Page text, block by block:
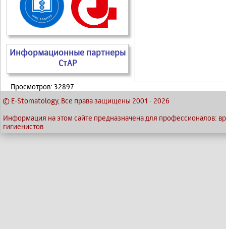
Информационные партнеры
СтАР
Просмотров: 32897
© E-Stomatology, Все права защищены 2001 - 2026
Информация на этом сайте предназначена для профессионалов:
гигиенистов